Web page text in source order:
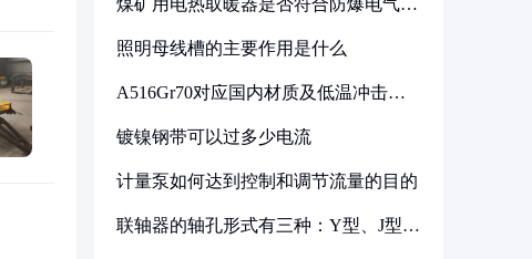
煤矿用电热取暖器是否符合防爆电气设
照明母线槽的主要作用是什么
A516Gr70对应国内材质及低温冲击要
镀镍钢带可以过多少电流
计量泵如何达到控制和调节流量的目的
联轴器的轴孔形式有三种：Y型、J型、